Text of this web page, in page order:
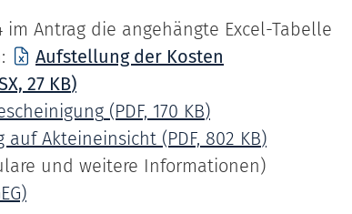
Antrag die angehängte Excel-Tabelle
Aufstellung der Kosten
27 KB)
(PDF, 170 KB)
auf Akteineinsicht (PDF, 802 KB)
und weitere Informationen)